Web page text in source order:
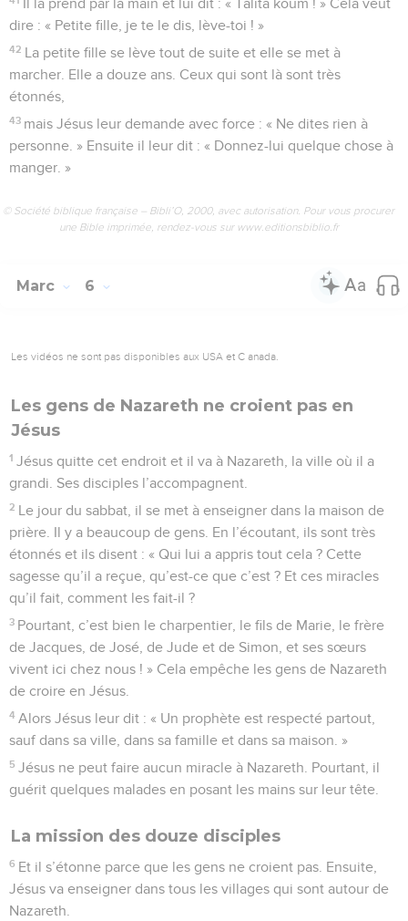
Il la prend par la main et lui dit : « Talita koum ! » Cela veut
dire : « Petite fille, je te le dis, lève-toi ! »
42 La petite fille se lève tout de suite et elle se met à
marcher. Elle a douze ans. Ceux qui sont là sont très
étonnés,
43 mais Jésus leur demande avec force : « Ne dites rien à
personne. » Ensuite il leur dit : « Donnez-lui quelque chose à
manger. »
© Société biblique française – Bibli’O, 2000, avec autorisation. Pour vous procurer
une Bible imprimée, rendez-vous sur www.editionsbiblio.fr
Marc 6
Les vidéos ne sont pas disponibles aux USA et C anada.
Les gens de Nazareth ne croient pas en
Jésus
1 Jésus quitte cet endroit et il va à Nazareth, la ville où il a
grandi. Ses disciples l’accompagnent.
2 Le jour du sabbat, il se met à enseigner dans la maison de
prière. Il y a beaucoup de gens. En l’écoutant, ils sont très
étonnés et ils disent : « Qui lui a appris tout cela ? Cette
sagesse qu’il a reçue, qu’est-ce que c’est ? Et ces miracles
qu’il fait, comment les fait-il ?
3 Pourtant, c’est bien le charpentier, le fils de Marie, le frère
de Jacques, de José, de Jude et de Simon, et ses sœurs
vivent ici chez nous ! » Cela empêche les gens de Nazareth
de croire en Jésus.
4 Alors Jésus leur dit : « Un prophète est respecté partout,
sauf dans sa ville, dans sa famille et dans sa maison. »
5 Jésus ne peut faire aucun miracle à Nazareth. Pourtant, il
guérit quelques malades en posant les mains sur leur tête.
La mission des douze disciples
6 Et il s’étonne parce que les gens ne croient pas. Ensuite,
Jésus va enseigner dans tous les villages qui sont autour de
Nazareth.